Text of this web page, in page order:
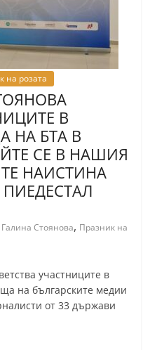
на розата
В
НА БТА В
СЕ В НАШИЯ
НАИСТИНА
Галина Стоянова, Празник на
участниците в
на българските медии
от 33 държави